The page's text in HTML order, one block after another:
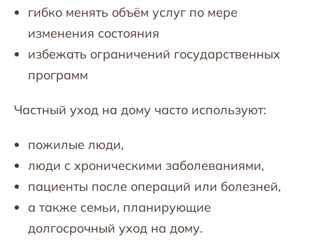
гибко менять объём услуг по мере
изменения состояния
избежать ограничений государственных
программ
Частный уход на дому часто используют:
пожилые люди,
люди с хроническими заболеваниями,
пациенты после операций или болезней,
а также семьи, планирующие
долгосрочный уход на дому.